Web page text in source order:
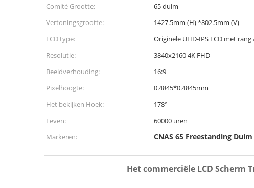
Comité Grootte: 65 duim
Vertoningsgrootte:
1427.5mm (H) *802.5mm (V)
LCD type:
Originele UHD-IPS LCD met rang
Resolutie:
3840x2160 4K FHD
Beeldverhouding:
16:9
Pixelhoogte:
0.4845*0.4845mm
Het bekijken Hoek:
178°
Leven:
60000 uren
Markeren:
CNAS 65 Freestanding
Het commerciële LCD Scherm